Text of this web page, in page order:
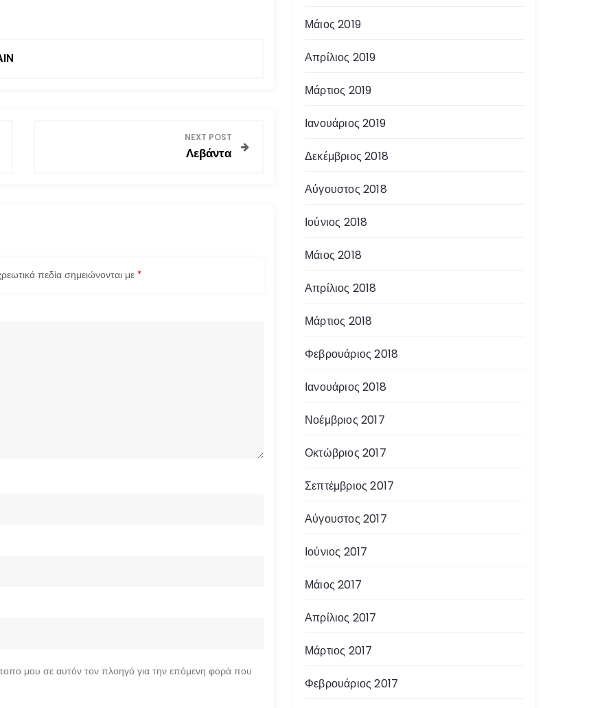
NEXT POST
Λεβάντα
πεδία σημειώνονται με *
μου σε αυτόν τον πλοηγό για την επόμενη φορά που
Μάιος 2019
Απρίλιος 2019
Μάρτιος 2019
Ιανουάριος 2019
Δεκέμβριος 2018
Αύγουστος 2018
Ιούνιος 2018
Μάιος 2018
Απρίλιος 2018
Μάρτιος 2018
Φεβρουάριος 2018
Ιανουάριος 2018
Νοέμβριος 2017
Οκτώβριος 2017
Σεπτέμβριος 2017
Αύγουστος 2017
Ιούνιος 2017
Μάιος 2017
Απρίλιος 2017
Μάρτιος 2017
Φεβρουάριος 2017